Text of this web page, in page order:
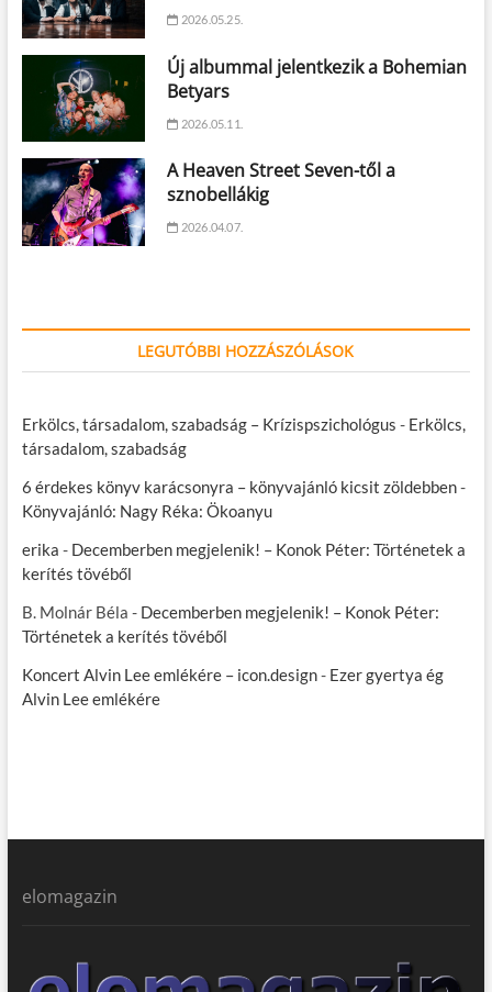
2026.05.25.
Új albummal jelentkezik a Bohemian
Betyars
2026.05.11.
A Heaven Street Seven-től a
sznobellákig
2026.04.07.
LEGUTÓBBI HOZZÁSZÓLÁSOK
Erkölcs, társadalom, szabadság – Krízispszichológus - Erkölcs,
társadalom, szabadság
6 érdekes könyv karácsonyra – könyvajánló kicsit zöldebben-
Könyvajánló: Nagy Réka: Ökoanyu
erika - Decemberben megjelenik! – Konok Péter: Történetek a
kerítés tövéből
B. Molnár Béla - Decemberben megjelenik! – Konok Péter:
Történetek a kerítés tövéből
Koncert Alvin Lee emlékére – icon.design- Ezer gyertya ég
Alvin Lee emlékére
elomagazin